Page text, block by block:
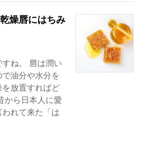
燥唇にはちみ
ね。 唇は潤い
油分や水分を
放置すればど
から日本人に愛
れて来た「は